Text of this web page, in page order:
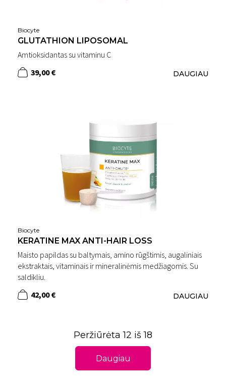
Biocyte
GLUTATHION LIPOSOMAL
Amtioksidantas su vitaminu C
39,00 €
DAUGIAU
Biocyte
KERATINE MAX ANTI-HAIR LOSS
Maisto papildas su baltymais, amino rūgštimis, augaliniais
ekstraktais, vitaminais ir mineralinėmis medžiagomis. Su
saldikliu.
42,00 €
DAUGIAU
Peržiūrėta 12 iš 18
Daugiau